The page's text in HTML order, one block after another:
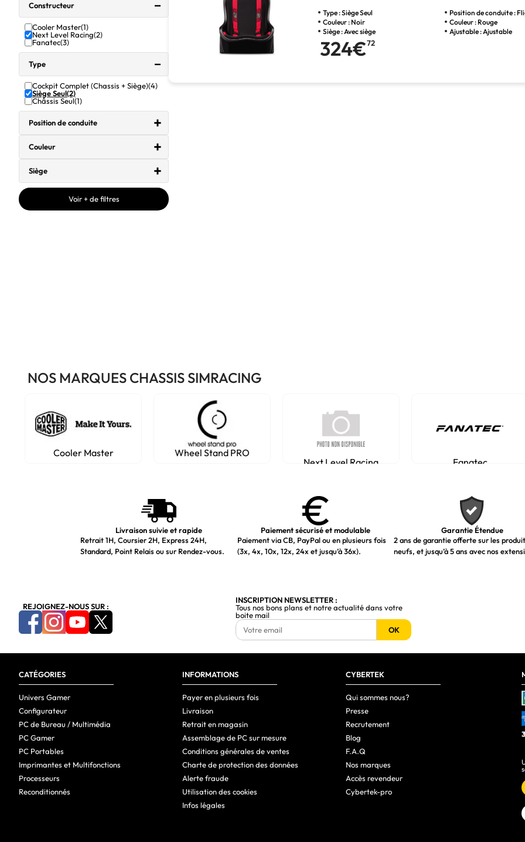
Constructeur
Cooler Master(1)
Next Level Racing(2)
Fanatec(3)
Type
Cockpit Complet (Chassis + Siège)(4)
Siège Seul(2)
Châssis Seul(1)
Position de conduite
Couleur
Siège
Voir + de filtres
Type : Siège Seul
Position de conduite :
Couleur : Noir
Couleur : Rouge
Siège : Avec siège
Ajustable : Ajustable
324€72
NOS MARQUES CHASSIS SIMRACING
Cooler Master
Wheel Stand PRO
Next Level Racing
Fanatec
Livraison suivie et rapide
Retrait 1H, Coursier 2H, Express 24H,
Standard, Point Relais ou sur Rendez-vous.
Paiement sécurisé et modulable
Paiement via CB, PayPal ou en plusieurs fois
(3x, 4x, 10x, 12x, 24x et jusqu’à 36x).
Garantie Étendue
2 ans de garantie offerte sur les
neufs, et jusqu’à 5 ans avec nos
REJOIGNEZ-NOUS SUR :
INSCRIPTION NEWSLETTER :
Tous nos bons plans et notre actualité dans votre
boite mail
OK
CATÉGORIES
Univers Gamer
Configurateur
PC de Bureau / Multimédia
PC Gamer
PC Portables
Imprimantes et Multifonctions
Processeurs
Reconditionnés
INFORMATIONS
Payer en plusieurs fois
Livraison
Retrait en magasin
Assemblage de PC sur mesure
Conditions générales de ventes
Charte de protection des données
Alerte fraude
Utilisation des cookies
Infos légales
CYBERTEK
Qui sommes nous?
Presse
Recrutement
Blog
F.A.Q
Nos marques
Accès revendeur
Cybertek-pro